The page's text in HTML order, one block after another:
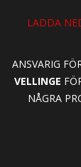
LADDA
ANSVARIG
VELLINGE
NÅGRA